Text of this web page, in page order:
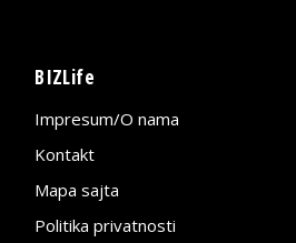
BIZLife
Impresum/O nama
Kontakt
Mapa sajta
Politika privatnosti